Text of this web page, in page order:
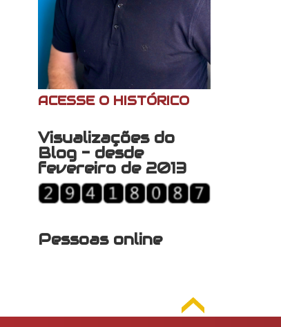
ACESSE O HISTÓRICO
Visualizações do
Blog - desde
fevereiro de 2013
Pessoas online